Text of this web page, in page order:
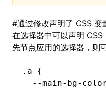
#通过修改声明了 CSS 变
在选择器中可以声明
先节点应用的选择器，则
.a {
--main-bg-